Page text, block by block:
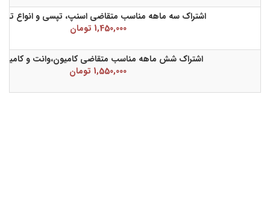
اشتراک سه ماهه مناسب متقاضی اسنپ، تپسی و انواع
1,450,000 تومان
اشتراک شش ماهه مناسب متقاضی کامیون،وانت و
1,550,000 تومان